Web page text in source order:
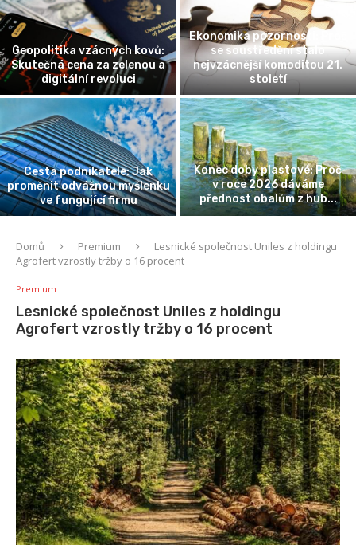
Geopolitika vzácných kovů:
Skutečná cena za zelenou a
digitální revoluci
Ekonomika pozornosti: Proč
se soustředění stalo
nejvzácnější komoditou 21.
století
Cesta podnikatele: Jak
proměnit odvážnou myšlenku
ve fungující firmu
Konec doby plastové: Proč
v roce 2026 dáváme
přednost obalům z hub...
Domů Premium
Lesnické společnost Uniles z holdingu
Agrofert vzrostly tržby o 16 procent
Premium
Lesnické společnost Uniles z holdingu
Agrofert vzrostly tržby o 16 procent